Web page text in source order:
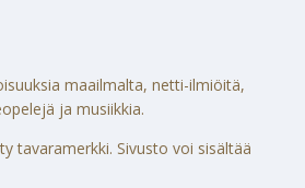
maailmalta, netti-ilmiöitä,
ja musiikkia.
tavaramerkki. Sivusto voi sisältää